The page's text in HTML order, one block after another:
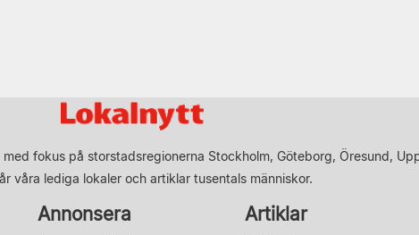
fokus på storstadsregionerna Stockholm, Göteborg, Öresund,
våra lediga lokaler och artiklar tusentals människor.
Annonsera Artiklar